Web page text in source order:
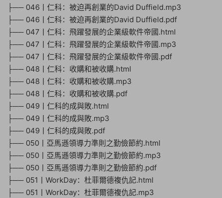
├── 046丨仁科：被迫再創業的David Duffield.mp3
├── 046丨仁科：被迫再創業的David Duffield.pdf
├── 047丨仁科：飛躍發展的企業級軟件帝國.html
├── 047丨仁科：飛躍發展的企業級軟件帝國.mp3
├── 047丨仁科：飛躍發展的企業級軟件帝國.pdf
├── 048丨仁科：收購和被收購.html
├── 048丨仁科：收購和被收購.mp3
├── 048丨仁科：收購和被收購.pdf
├── 049丨仁科的成與敗.html
├── 049丨仁科的成與敗.mp3
├── 049丨仁科的成與敗.pdf
├── 050丨亞馬遜領導力準則之勤儉節約.html
├── 050丨亞馬遜領導力準則之勤儉節約.mp3
├── 050丨亞馬遜領導力準則之勤儉節約.pdf
├── 051丨WorkDay：杜菲爾德複仇記.html
├── 051丨WorkDay：杜菲爾德複仇記.mp3